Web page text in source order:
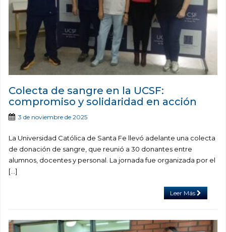
Colecta de sangre en la UCSF:
compromiso y solidaridad en acción
3 de noviembre de 2025
La Universidad Católica de Santa Fe llevó adelante una colecta
de donación de sangre, que reunió a 30 donantes entre
alumnos, docentes y personal. La jornada fue organizada por el
[…]
Leer Más